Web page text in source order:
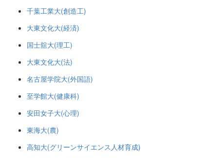
千葉工業大(創造工)
大東文化大(経済)
国士舘大(理工)
大東文化大(法)
名古屋学院大(外国語)
至学館大(健康科)
安田女子大(心理)
東海大(農)
高知大(グリーンサイエンス人材育成)